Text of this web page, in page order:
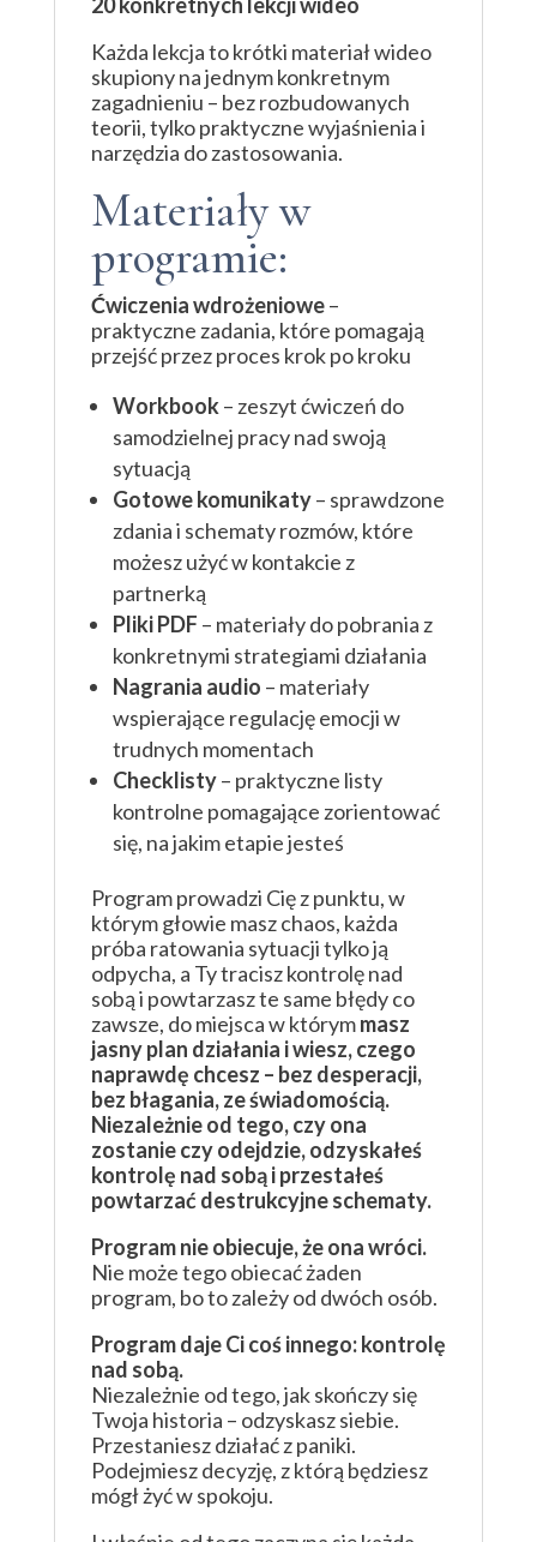
Każda lekcja to krótki materiał wideo
skupiony na jednym konkretnym
zagadnieniu – bez rozbudowanych
teorii, tylko praktyczne wyjaśnienia i
narzędzia do zastosowania.
Materiały w
programie:
Ćwiczenia wdrożeniowe–
praktyczne zadania, które pomagają
przejść przez proces krok po kroku
Workbook– zeszyt ćwiczeń do
samodzielnej pracy nad swoją
sytuacją
Gotowe komunikaty– sprawdzone
zdania i schematy rozmów, które
możesz użyć w kontakcie z
partnerką
Pliki PDF – materiały do pobrania z
konkretnymi strategiami działania
Nagrania audio – materiały
wspierające regulację emocji w
trudnych momentach
Checklisty– praktyczne listy
kontrolne pomagające zorientować
się, na jakim etapie jesteś
Program prowadzi Cię z punktu, w
którym głowie masz chaos, każda
próba ratowania sytuacji tylko ją
odpycha, a Ty tracisz kontrolę nad
sobą i powtarzasz te same błędy co
zawsze, do miejsca w którymmasz
jasny plan działania i wiesz, czego
naprawdę chcesz – bez desperacji,
bez błagania, ze świadomością.
Niezależnie od tego, czy ona
zostanie czy odejdzie, odzyskałeś
kontrolę nad sobą i przestałeś
powtarzać destrukcyjne schematy.
Program nie obiecuje, że ona wróci.
Nie może tego obiecać żaden
program, bo to zależy od dwóch osób.
Program daje Ci coś innego: kontrolę
nad sobą.
Niezależnie od tego, jak skończy się
Twoja historia – odzyskasz siebie.
Przestaniesz działać z paniki.
Podejmiesz decyzję, z którą będziesz
mógł żyć w spokoju.